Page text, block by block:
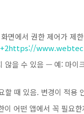
면에서 권한 제어가 제
+2https://
않을 수 있음 — 예: 마이
할 때 있음. 변경이 적용
어떤 앱에서 꼭 필요